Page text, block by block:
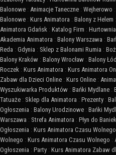
Balonowe : Animacje Taneczne : Wejherowo :
Balonowe : Kurs Animatora : Balony z Helem :
Animatora Gdańsk : Katalog Firm :
Akademia Animatora : Balony Warszawa :
Reda : Gdynia : Sklep z Balonami Rumia :
Balony Kraków : Balony Wrocław : Balony
Roczek : Kurs Animatora : Kurs Animatora
Zabaw dla Dzieci Online : Kurs Online :
Wyszukiwarka Produktów : Bańki Mydlane :
Tatuaże : Sklep dla Animatora : Prezenty :
Ogłoszenia : Balony Urodzinowe : Bańki
Warszawa : Strefa Animatora : Płyn do Baniek
Ogłoszenia : Kurs Animatora Czasu Wolnego
Wolnego : Kurs Animatora Czasu Wolnego :
Ogłoszenia : Party : Kurs Animatora Zabaw